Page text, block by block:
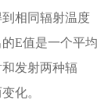
相同辐射温度
E值是一个平均
发射两种辐
化。